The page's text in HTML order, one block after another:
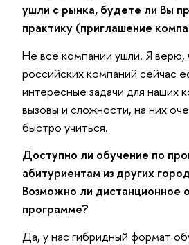
ушли с рынка, будете ли Вы
практику (приглашение
Не все компании ушли. Я верю,
российских компаний сейчас
интересные задачи для
вызовы и сложности, на них
быстро учиться.
Доступно ли обучение по
абитуриентам из других
Возможно ли дистанционное
программе?
Да, у нас гибридный формат